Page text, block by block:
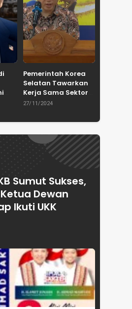
Pemerintah Korea
Selatan Tawarkan
Kerja Sama Sektor
Pertanian untuk
Pangan Indonesia
27/11/2024
Sumut Sukses,
Dewan
Ikuti UKK